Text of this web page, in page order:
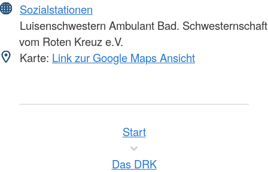
Sozialstationen
Luisenschwestern Ambulant Bad. Schwesternschaft
vom Roten Kreuz e.V.
Karte: Link zur Google Maps Ansicht
Start
Das DRK